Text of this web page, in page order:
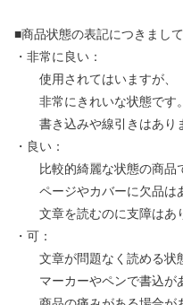
■商品状態の表記につきまして
・非常に良い：
使用されてはいますが、
非常にきれいな状態です。
書き込みや線引きはありま
・良い：
比較的綺麗な状態の商品
ページやカバーに欠品はあ
文章を読むのに支障はあり
・可：
文章が問題なく読める状態
マーカーやペンで書込があ